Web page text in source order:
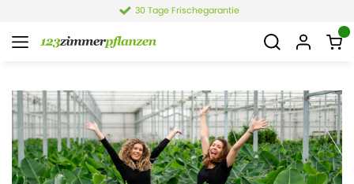
30 Tage Frischegarantie